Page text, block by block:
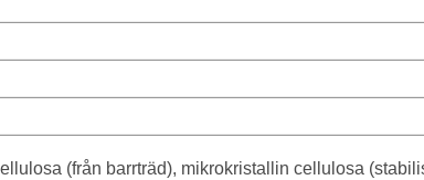
(från barrträd), mikrokristallin cellulosa